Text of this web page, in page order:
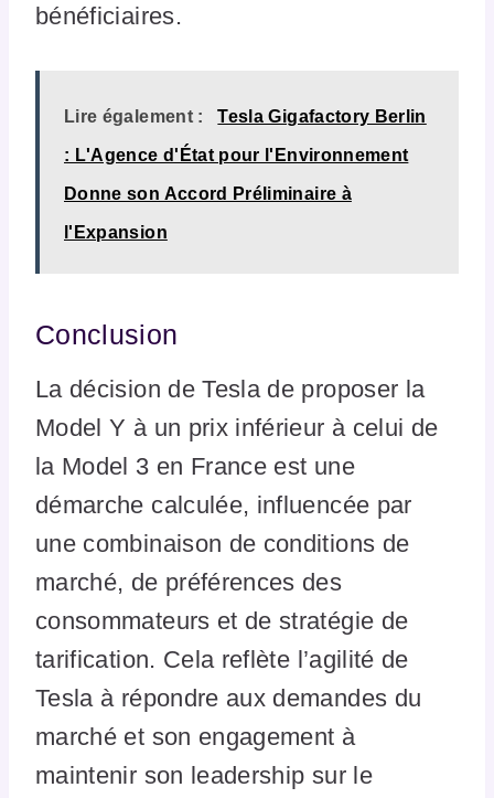
bénéficiaires.
Lire également : Tesla Gigafactory Berlin
: L'Agence d'État pour l'Environnement
Donne son Accord Préliminaire à
l'Expansion
Conclusion
La décision de Tesla de proposer la
Model Y à un prix inférieur à celui de
la Model 3 en France est une
démarche calculée, influencée par
une combinaison de conditions de
marché, de préférences des
consommateurs et de stratégie de
tarification. Cela reflète l’agilité de
Tesla à répondre aux demandes du
marché et son engagement à
maintenir son leadership sur le